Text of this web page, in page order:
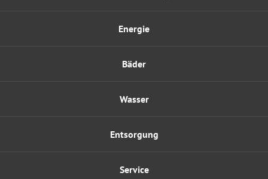
Energie
Wasser
Bäder
Entsorgung
Service